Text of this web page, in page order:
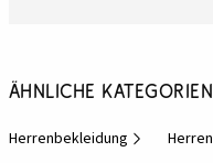
Ähnliche Kategorien
Herrenbekleidung